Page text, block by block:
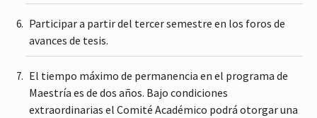
Participar a partir del tercer semestre en los foros de
avances de tesis.
El tiempo máximo de permanencia en el programa de
Maestría es de dos años. Bajo condiciones
extraordinarias el Comité Académico podrá otorgar una